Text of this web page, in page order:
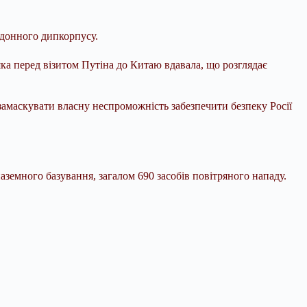
дипкорпусу.
перед візитом Путіна до Китаю вдавала, що розглядає
власну неспроможність забезпечити безпеку Росії
базування, загалом 690 засобів повітряного нападу.